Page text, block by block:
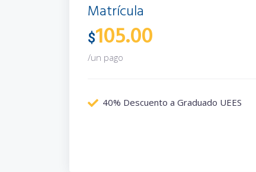
Matrícula
$105.00
/un pago
40% Descuento a Graduado UEES